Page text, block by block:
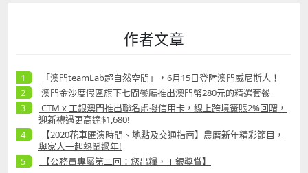
作者文章
「澳門teamLab超自然空間」，6月15日登陸澳門威尼斯人！
澳門金沙度假區旗下七間餐廳推出澳門幣280元的精選套餐
CTM x 工銀澳門推出聯名虛擬信用卡，線上跨境簽賬2%回贈，
迎新禮遇更高達$1,680!
【2020花車匯演時間、地點及交通指南】農曆新年精彩節目，
與家人一起熱鬧過年!
【公務員專屬第二回：您出糧，工銀獎賞】